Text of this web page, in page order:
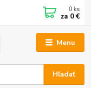
Menu
Hľadať
0 ks
za 0 €